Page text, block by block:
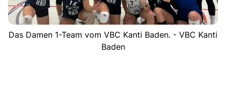
Das Damen 1-Team vom VBC Kanti Baden. - VBC Kanti
Baden